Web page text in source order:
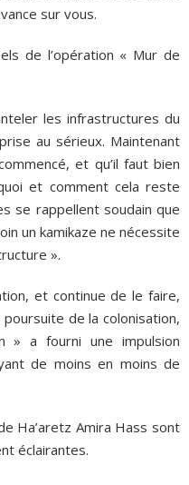
sur vous.
de l’opération « Mur de
les infrastructures du
au sérieux. Maintenant
et qu’il faut bien
et comment cela reste
se rappellent soudain que
un kamikaze ne nécessite
».
et continue de le faire,
de la colonisation,
» a fourni une impulsion
de moins en moins de
Ha’aretz Amira Hass sont
éclairantes.